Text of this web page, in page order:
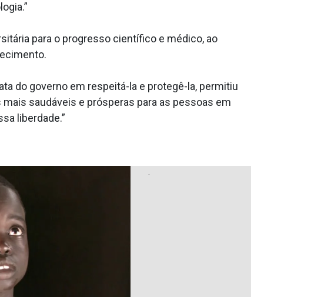
para o progresso científico e médico, ao
do governo em respeitá-la e protegê-la, permitiu
saudáveis e prósperas para as pessoas em
liberdade.”